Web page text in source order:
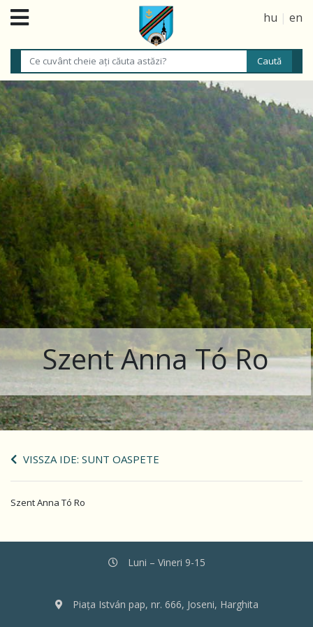
hu | en
Szent Anna Tó Ro
VISSZA IDE: SUNT OASPETE
Szent Anna Tó Ro
Luni – Vineri 9-15
Piața István pap, nr. 666, Joseni, Harghita